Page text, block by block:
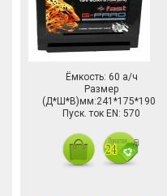
Ёмкость: 60 а/ч
Размер
(Д*Ш*В)мм:241*175*190
Пуск. ток EN: 570